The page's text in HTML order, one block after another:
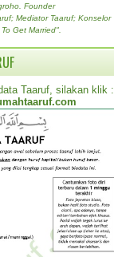
Founder
Mediator Taaruf; Konselor
Get Married".
Taaruf, silakan klik :